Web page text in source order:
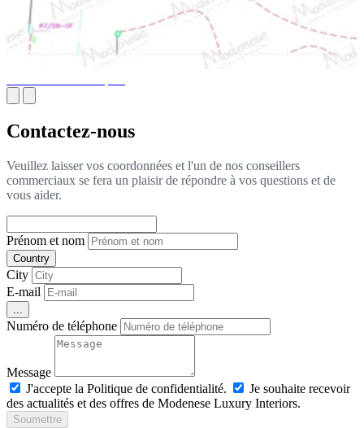
Contactez-nous
Veuillez laisser vos coordonnées et l'un de nos conseillers
commerciaux se fera un plaisir de répondre à vos questions et de
vous aider.
Prénom et nom
Country
City
E-mail
Numéro de téléphone
Message
J'accepte la Politique de confidentialité.
Je souhaite recevoir
des actualités et des offres de Modenese Luxury Interiors.
Soumettre